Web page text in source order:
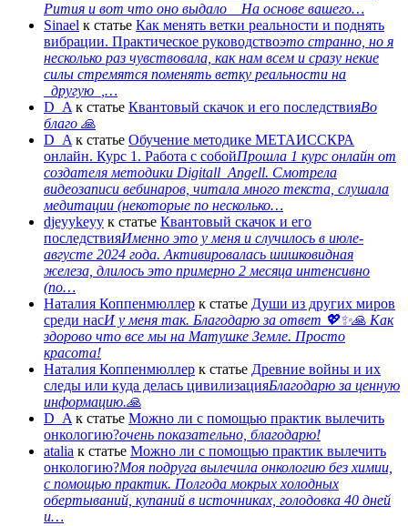
Рития и вот что оно выдало На основе вашего…
Sinael к статье Как менять ветки реальности и поднять
вибрации. Практическое руководствоэто странно, но я
несколько раз чувствовала, как нам всем и сразу некие
силы стремятся поменять ветку реальности на
_другую_,…
D_A к статье Квантовый скачок и его последствияВо
благо 🙏
D_A к статье Обучение методике МЕТАИССКРА
онлайн. Курс 1. Работа с собойПрошла 1 курс онлайн от
создателя методики Digitall_Angell. Смотрела
видеозаписи вебинаров, читала много текста, слушала
медитации (некоторые по несколько…
djeyykeyy к статье Квантовый скачок и его
последствияИменно это у меня и случилось в июле-
августе 2024 года. Активировалась шишковидная
железа, длилось это примерно 2 месяца интенсивно
(по…
Наталия Коппенмюллер к статье Души из других миров
среди насИ у меня так. Благодарю за ответ 💖✨️🙏 Как
здорово что все мы на Матушке Земле. Просто
красота!
Наталия Коппенмюллер к статье Древние войны и их
следы или куда делась цивилизацияБлагодарю за ценную
информацию.🙏
D_A к статье Можно ли с помощью практик вылечить
онкологию?очень показательно, благодарю!
atalia к статье Можно ли с помощью практик вылечить
онкологию?Моя подруга вылечила онкологию без химии,
с помощью практик. Полгода мокрых холодных
обертываний, купаний в источниках, голодовка 40 дней
и…